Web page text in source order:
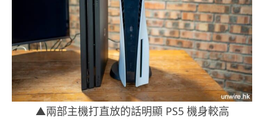
▲兩部主機打直放的話明顯 PS5 機身較高